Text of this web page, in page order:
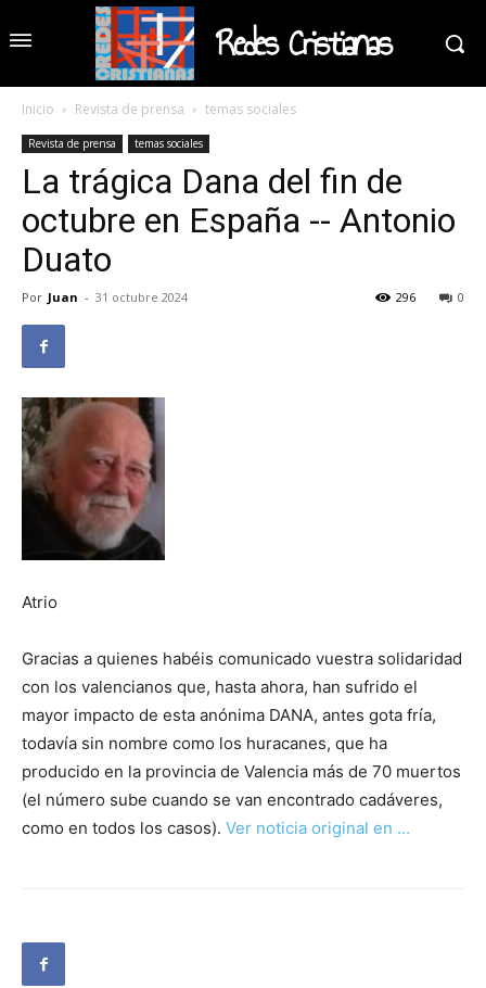
Redes Cristianas
Inicio Revista de prensa temas sociales
Revista de prensa temas sociales
La trágica Dana del fin de
octubre en España -- Antonio
Duato
Por Juan - 31 octubre 2024 0
296
Atrio
Gracias a quienes habéis comunicado vuestra solidaridad
con los valencianos que, hasta ahora, han sufrido el
mayor impacto de esta anónima DANA, antes gota fría,
todavía sin nombre como los huracanes, que ha
producido en la provincia de Valencia más de 70 muertos
(el número sube cuando se van encontrado cadáveres,
como en todos los casos). Ver noticia original en …